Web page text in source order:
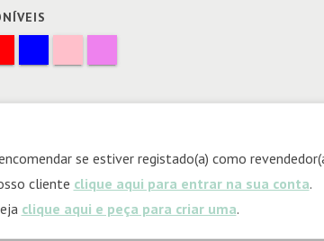
se estiver registado(a) como
cliente clique aqui para entrar na sua conta.
clique aqui e peça para criar uma.